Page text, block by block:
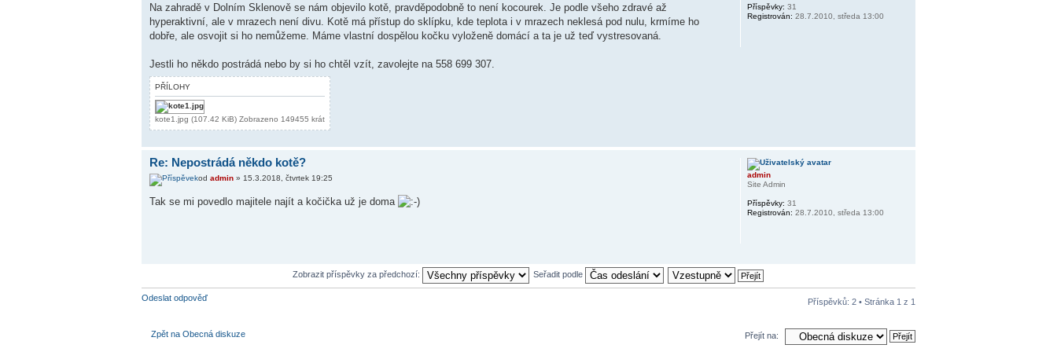
Na zahradě v Dolním Sklenově se nám objevilo kotě, pravděpodobně to není kocourek. Je podle všeho zdravé až
hyperaktivní, ale v mrazech není divu. Kotě má přístup do sklípku, kde teplota i v mrazech neklesá pod nulu, krmíme ho
dobře, ale osvojit si ho nemůžeme. Máme vlastní dospělou kočku vyloženě domácí a ta je už teď vystresovaná.
Jestli ho někdo postrádá nebo by si ho chtěl vzít, zavolejte na 558 699 307.
PŘÍLOHY
kote1.jpg (107.42 KiB) Zobrazeno 149455 krát
Příspěvky: 31
Registrován: 28.7.2010, středa 13:00
Re: Nepostrádá někdo kotě?
od admin » 15.3.2018, čtvrtek 19:25
Tak se mi povedlo majitele najít a kočička už je doma
admin
Site Admin
Příspěvky: 31
Registrován: 28.7.2010, středa 13:00
Zobrazit příspěvky za předchozí: Seřadit podle
Odeslat odpověď Příspěvků: 2 • Stránka 1 z 1
Zpět na Obecná diskuze Přejít na: